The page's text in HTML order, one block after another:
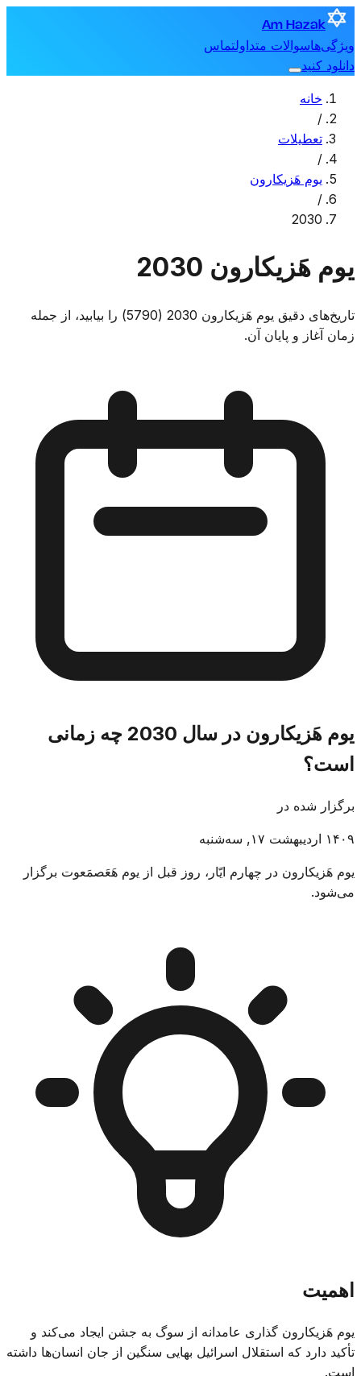
Am Hazak
ویژگی‌هاسوالات متداولتماس
دانلود کنید
خانه
/
تعطیلات
/
یوم هَزیکارون
/
2030
یوم هَزیکارون 2030
تاریخ‌های دقیق یوم هَزیکارون 2030 (5790) را بیابید، از جمله
زمان آغاز و پایان آن.
یوم هَزیکارون در سال 2030 چه زمانی
است؟
برگزار شده در
۱۴۰۹ اردیبهشت ۱۷, سه‌شنبه
یوم هَزیکارون در چهارم ایّار، روز قبل از یوم هَعَصمَعوت برگزار
می‌شود.
اهمیت
یوم هَزیکارون گذاری عامدانه از سوگ به جشن ایجاد می‌کند و
تأکید دارد که استقلال اسرائیل بهایی سنگین از جان انسان‌ها داشته
است.